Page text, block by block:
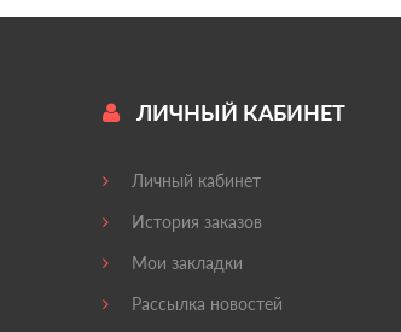
ЛИЧНЫЙ КАБИНЕТ
Личный кабинет
История заказов
Мои закладки
Рассылка новостей